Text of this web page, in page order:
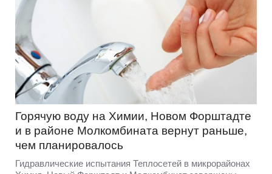
Горячую воду на Химии, Новом Форштадте
и в районе Молкомбината вернут раньше,
чем планировалось
Гидравлические испытания Теплосетей в микрорайонах